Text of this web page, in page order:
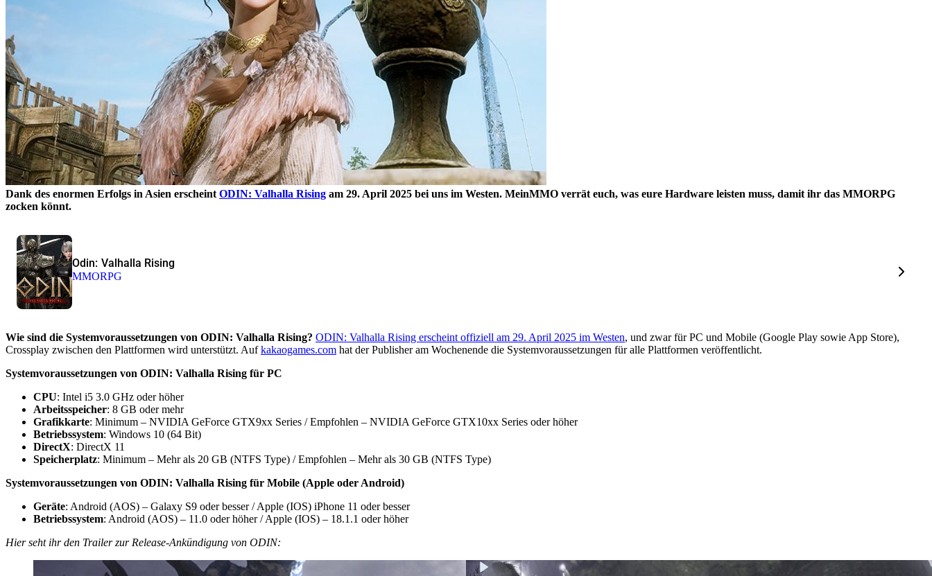
Dank des enormen Erfolgs in Asien erscheint ODIN: Valhalla Rising am 29. April 2025 bei uns im Westen. MeinMMO verrät euch, was eure Hardware leisten muss, damit ihr das MMORPG
zocken könnt.
Odin: Valhalla Rising
MMORPG
Wie sind die Systemvoraussetzungen von ODIN: Valhalla Rising? ODIN: Valhalla Rising erscheint offiziell am 29. April 2025 im Westen, und zwar für PC und Mobile (Google Play sowie App Store),
Crossplay zwischen den Plattformen wird unterstützt. Aufkakaogames.com hat der Publisher am Wochenende die Systemvoraussetzungen für alle Plattformen veröffentlicht.
Systemvoraussetzungen von ODIN: Valhalla Rising für PC
CPU: Intel i5 3.0 GHz oder höher
Arbeitsspeicher: 8 GB oder mehr
Grafikkarte: Minimum – NVIDIA GeForce GTX9xx Series / Empfohlen – NVIDIA GeForce GTX10xx Series oder höher
Betriebssystem: Windows 10 (64 Bit)
DirectX: DirectX 11
Speicherplatz: Minimum – Mehr als 20 GB (NTFS Type) / Empfohlen – Mehr als 30 GB (NTFS Type)
Systemvoraussetzungen von ODIN: Valhalla Rising für Mobile (Apple oder Android)
Geräte: Android (AOS) – Galaxy S9 oder besser / Apple (IOS) iPhone 11 oder besser
Betriebssystem: Android (AOS) – 11.0 oder höher / Apple (IOS) – 18.1.1 oder höher
Hier seht ihr den Trailer zur Release-Ankündigung von ODIN: